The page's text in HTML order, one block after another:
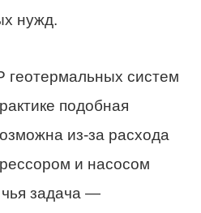
нужд.
геотермальных систем
подобная
из-за расхода
и насосом
чья задача —